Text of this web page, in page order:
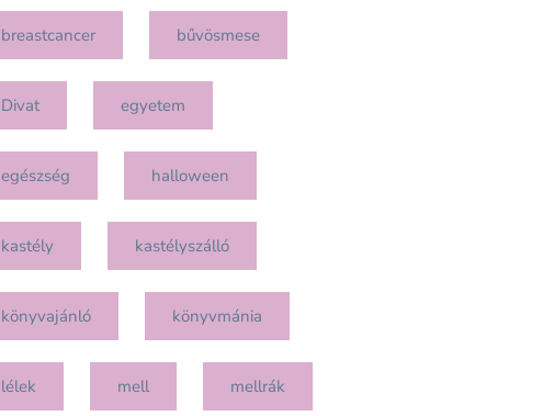
breastcancer bűvösmese
Divat egyetem
egészség halloween
kastély kastélyszálló
könyvajánló könyvmánia
lélek mell mellrák